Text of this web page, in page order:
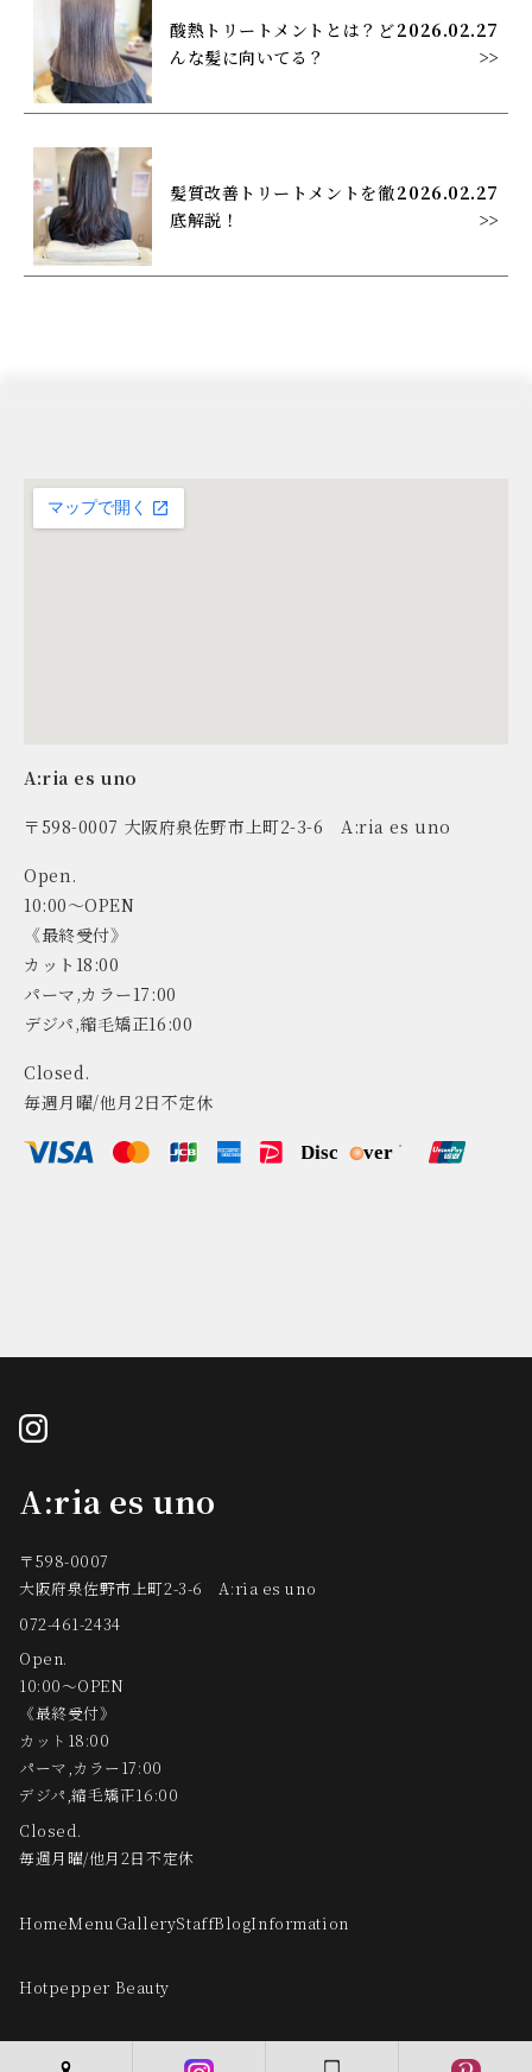
酸熱トリートメントとは？ど
んな髪に向いてる？
2026.02.27
>>
髪質改善トリートメントを徹
底解説！
2026.02.27
>>
A:ria es uno
〒598-0007 大阪府泉佐野市上町2-3-6 A:ria es uno
Open.
10:00～OPEN
《最終受付》
カット18:00
パーマ,カラー17:00
デジパ,縮毛矯正16:00
Closed.
毎週月曜/他月2日不定休
instagram
A:ria es uno
〒598-0007
大阪府泉佐野市上町2-3-6 A:ria es uno
072-461-2434
Open.
10:00～OPEN
《最終受付》
カット18:00
パーマ,カラー17:00
デジパ,縮毛矯正16:00
Closed.
毎週月曜/他月2日不定休
HomeMenu GalleryStaffBlogInformation
Hotpepper Beauty